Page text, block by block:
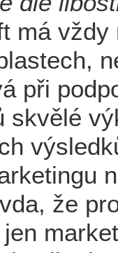
má
při
skvělé
že